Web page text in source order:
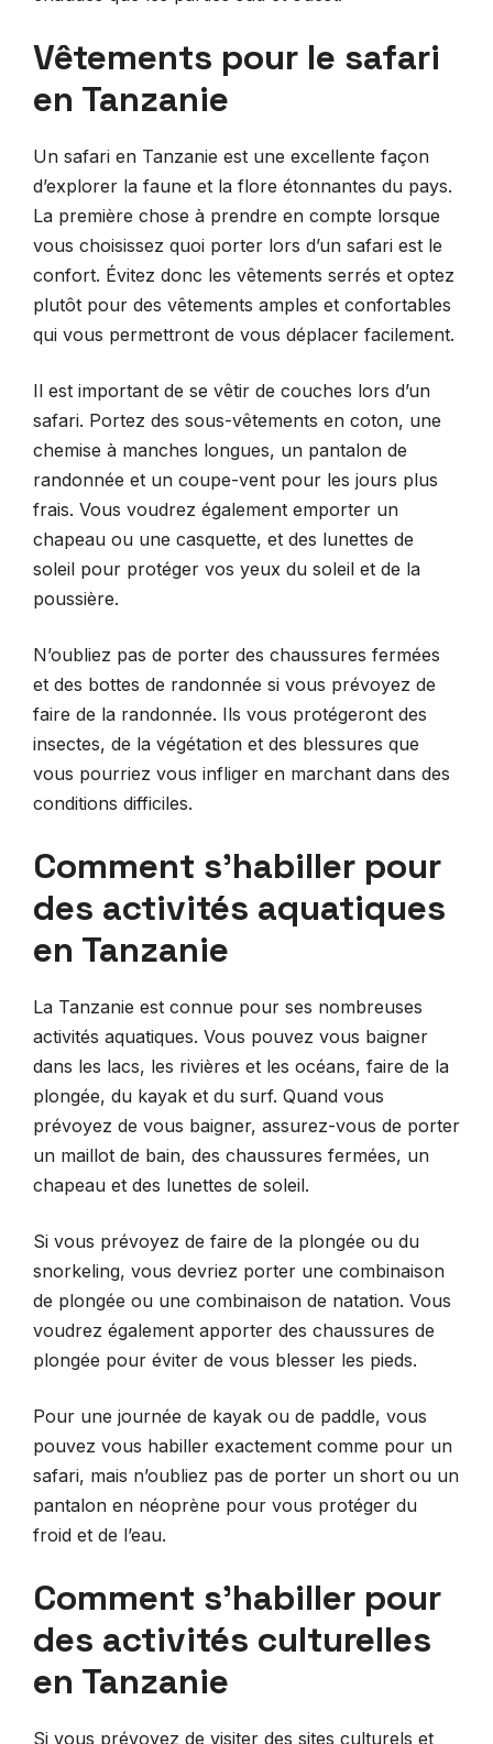
Vêtements pour le safari
en Tanzanie
Un safari en Tanzanie est une excellente façon
d’explorer la faune et la flore étonnantes du pays.
La première chose à prendre en compte lorsque
vous choisissez quoi porter lors d’un safari est le
confort. Évitez donc les vêtements serrés et optez
plutôt pour des vêtements amples et confortables
qui vous permettront de vous déplacer facilement.
Il est important de se vêtir de couches lors d’un
safari. Portez des sous-vêtements en coton, une
chemise à manches longues, un pantalon de
randonnée et un coupe-vent pour les jours plus
frais. Vous voudrez également emporter un
chapeau ou une casquette, et des lunettes de
soleil pour protéger vos yeux du soleil et de la
poussière.
N’oubliez pas de porter des chaussures fermées
et des bottes de randonnée si vous prévoyez de
faire de la randonnée. Ils vous protégeront des
insectes, de la végétation et des blessures que
vous pourriez vous infliger en marchant dans des
conditions difficiles.
Comment s’habiller pour
des activités aquatiques
en Tanzanie
La Tanzanie est connue pour ses nombreuses
activités aquatiques. Vous pouvez vous baigner
dans les lacs, les rivières et les océans, faire de la
plongée, du kayak et du surf. Quand vous
prévoyez de vous baigner, assurez-vous de porter
un maillot de bain, des chaussures fermées, un
chapeau et des lunettes de soleil.
Si vous prévoyez de faire de la plongée ou du
snorkeling, vous devriez porter une combinaison
de plongée ou une combinaison de natation. Vous
voudrez également apporter des chaussures de
plongée pour éviter de vous blesser les pieds.
Pour une journée de kayak ou de paddle, vous
pouvez vous habiller exactement comme pour un
safari, mais n’oubliez pas de porter un short ou un
pantalon en néoprène pour vous protéger du
froid et de l’eau.
Comment s’habiller pour
des activités culturelles
en Tanzanie
Si vous prévoyez de visiter des sites culturels et